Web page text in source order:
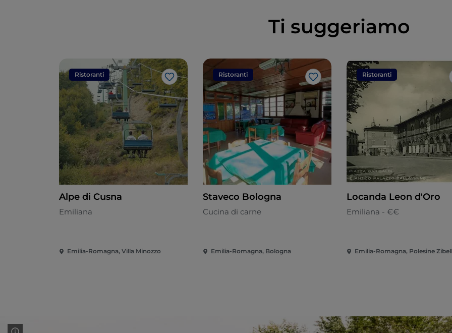
Ti suggeriamo
Ristoranti
Like
Alpe di Cusna
Emiliana
Emilia-Romagna, Villa Minozzo
Ristoranti
Like
Staveco Bologna
Cucina di carne
Emilia-Romagna, Bologna
Ristoranti
Locanda Leon d'Oro
Emiliana - €€
Emilia-Romagna, Polesine